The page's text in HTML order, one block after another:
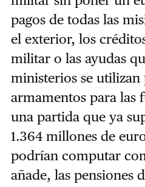
pagos de todas las
el exterior, los
militar o las ayudas
ministerios se
armamentos para las
una partida que ya
1.364 millones de
podrían computar
añade, las pensiones